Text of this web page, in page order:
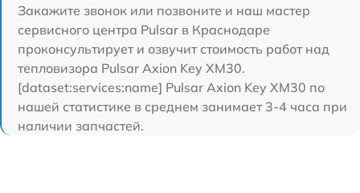
Закажите звонок или позвоните и наш мастер
сервисного центра Pulsar в Краснодаре
проконсультирует и озвучит стоимость работ над
тепловизора Pulsar Axion Key XM30.
[dataset:services:name] Pulsar Axion Key XM30 по
нашей статистике в среднем занимает 3-4 часа при
наличии запчастей.